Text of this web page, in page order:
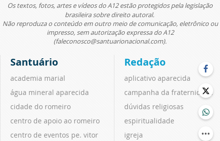
Os textos, fotos, artes e vídeos do A12 estão protegidos pela legislação
brasileira sobre direito autoral.
Não reproduza o conteúdo em outro meio de comunicação, eletrônico ou
impresso, sem autorização expressa do A12
(faleconosco@santuarionacional.com).
Santuário
academia marial
água mineral aparecida
cidade do romeiro
centro de apoio ao romeiro
centro de eventos pe. vitor
Redação
aplicativo aparecida
campanha da fraternidade
dúvidas religiosas
espiritualidade
igreja